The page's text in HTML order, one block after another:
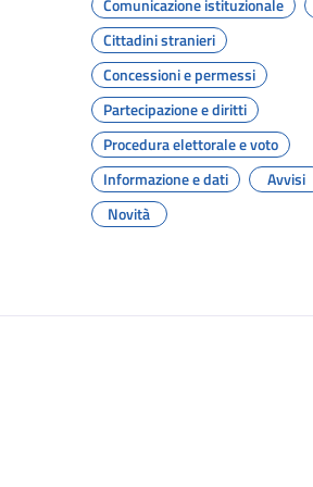
Comunicazione istituzionale
Cittadini stranieri
Concessioni e permessi
Partecipazione e diritti
Procedura elettorale e voto
Informazione e dati
Avvisi
Novità